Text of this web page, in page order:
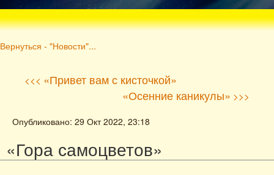
Вернуться - "Новости"...
<<< «Привет вам с кисточкой»
«Осенние каникулы» >>>
Опубликовано: 29 Окт 2022, 23:18
«Гора самоцветов»